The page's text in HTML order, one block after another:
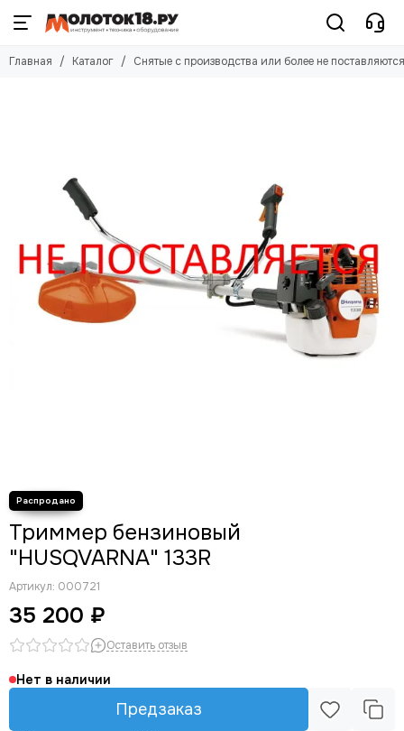
Главная Каталог Снятые с производства или более не поставляются
Триммер бензиновый
"HUSQVARNA" 133R
Артикул: 000721
35 200 ₽
Оставить отзыв
Нет в наличии
Предзаказ